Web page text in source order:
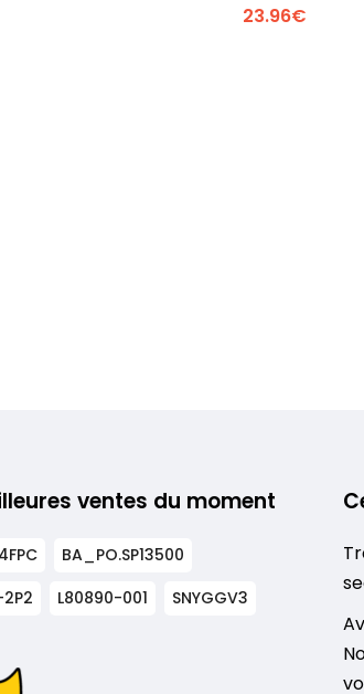
Voir plus +
23.96€
ventes du moment
BA_PO.SP13500
L80890-001
SNYGGV3